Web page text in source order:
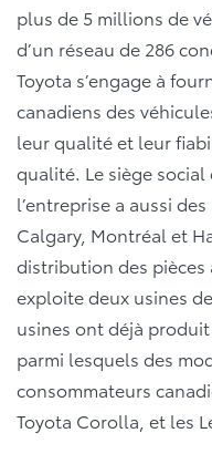
plus de 5 millions de
d’un réseau de 286
Toyota s’engage à
canadiens des
leur qualité et leur
qualité. Le siège social
l’entreprise a aussi
Calgary, Montréal et
distribution des pièces
exploite deux usines
usines ont déjà
parmi lesquels des
consommateurs
Toyota Corolla, et les